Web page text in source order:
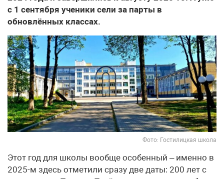
с 1 сентября ученики сели за парты в
обновлённых классах.
Фото: Гостилицкая школа
Этот год для школы вообще особенный – именно в
2025-м здесь отметили сразу две даты: 200 лет с